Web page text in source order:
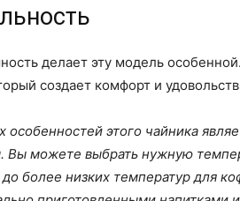
делает эту модель
создает комфорт и
этого чайника
Вы можете выбрать нужную
более низких температур для